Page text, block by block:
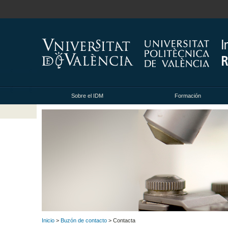
Sobre el IDM Formación
Inicio > Buzón de contacto > Contacta